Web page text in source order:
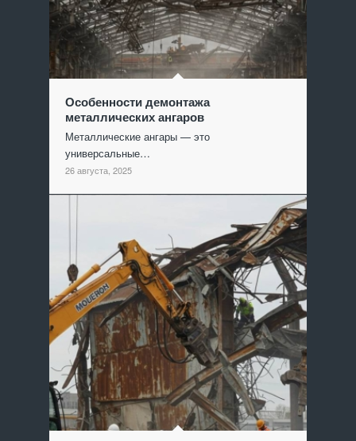
Особенности демонтажа
металлических ангаров
Металлические ангары — это
универсальные…
26 августа, 2025